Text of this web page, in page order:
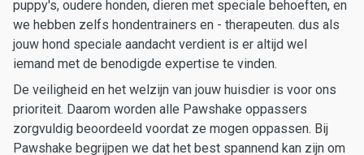
puppy's, oudere honden, dieren met speciale behoeften, en
we hebben zelfs hondentrainers en - therapeuten. dus als
jouw hond speciale aandacht verdient is er altijd wel
iemand met de benodigde expertise te vinden.
De veiligheid en het welzijn van jouw huisdier is voor ons
prioriteit. Daarom worden alle Pawshake oppassers
zorgvuldig beoordeeld voordat ze mogen oppassen. Bij
Pawshake begrijpen we dat het best spannend kan zijn om